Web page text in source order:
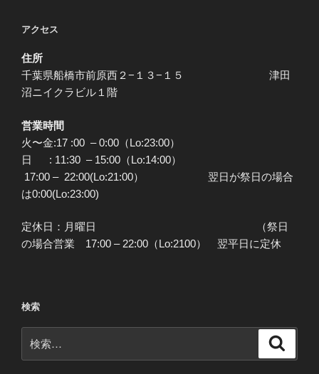
アクセス
住所
千葉県船橋市前原西２−１３−１５ 津田
沼ニイクラビル１階
営業時間
火〜金:17 :00 – 0:00（Lo:23:00）
日 : 11:30 – 15:00（Lo:14:00）
17:00 – 22:00(Lo:21:00） 翌日が祭日の場合
は0:00(Lo:23:00)
定休日：月曜日 （祭日
の場合営業 17:00 – 22:00（Lo:2100） 翌平日に定休
検索
索: